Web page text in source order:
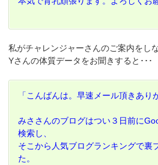
私がチャレンジャーさんのご案内をしな
Yさんの体質データをお聞きすると･･･
「こんばんは。早速メール頂きあり
みささんのブログはつい３日前に
検索し、
そこから人気ブログランキングで裏
た。